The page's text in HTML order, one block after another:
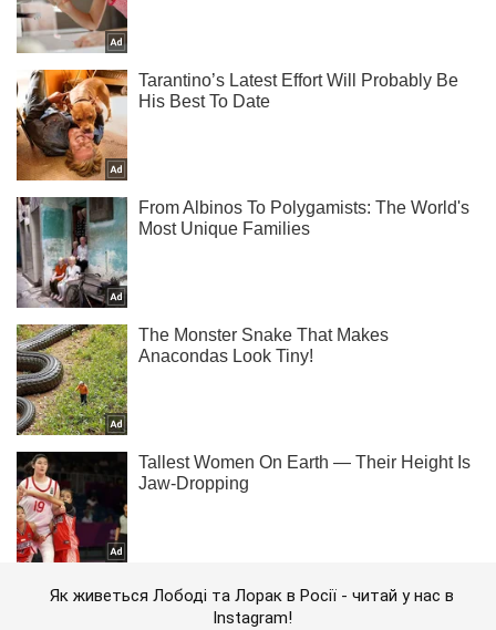
Як живеться Лободі та Лорак в Росії - читай у нас в
Instagram!